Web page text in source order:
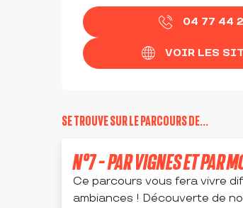
04 77 44
VOIR LES
SE TROUVE SUR LE PARCOURS DE...
N°7 - PAR VIGNES ET PAR
Ce parcours vous fera vivre
ambiances ! Découverte de